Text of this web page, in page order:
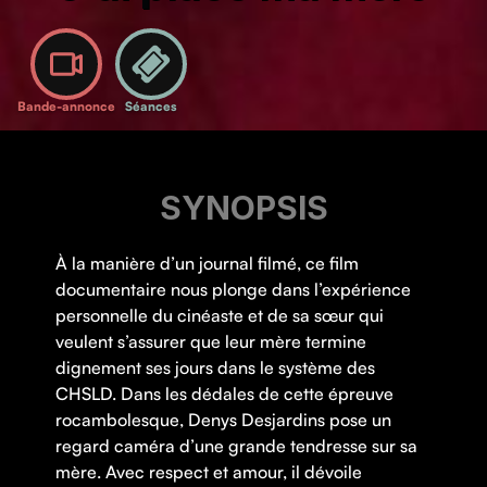
Bande-annonce Séances
SYNOPSIS
À la manière d’un journal filmé, ce film
documentaire nous plonge dans l’expérience
personnelle du cinéaste et de sa sœur qui
veulent s’assurer que leur mère termine
dignement ses jours dans le système des
CHSLD. Dans les dédales de cette épreuve
rocambolesque, Denys Desjardins pose un
regard caméra d’une grande tendresse sur sa
mère. Avec respect et amour, il dévoile